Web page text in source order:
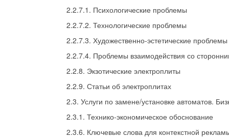
2.2.7.1. Психологические проблемы
2.2.7.2. Технологические проблемы
2.2.7.3. Художественно-эстетические проблемы
2.2.7.4. Проблемы взаимодействия со
2.2.8. Экзотические электроплиты
2.2.9. Статьи об электроплитах
2.3. Услуги по замене/установке автоматов.
2.3.1. Технико-экономическое обоснование
2.3.6. Ключевые слова для контекстной